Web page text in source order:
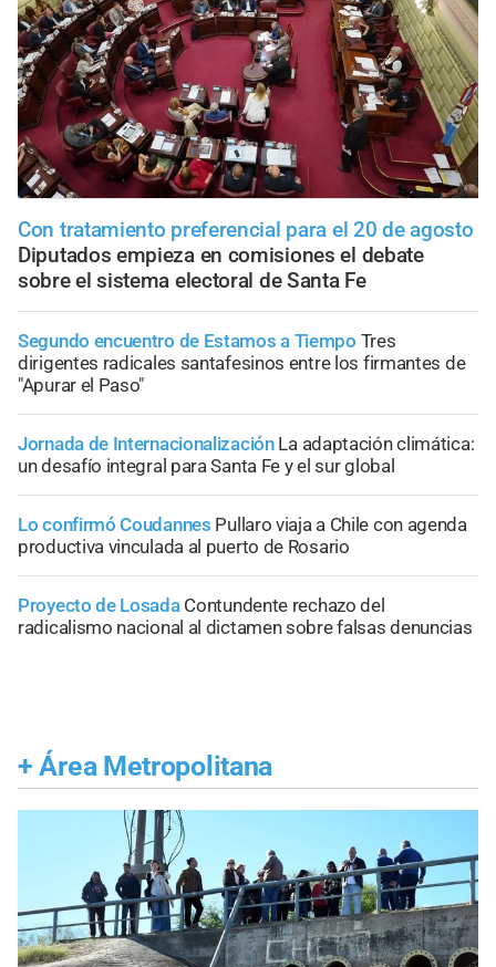
Con tratamiento preferencial para el 20 de agosto
Diputados empieza en comisiones el debate
sobre el sistema electoral de Santa Fe
Segundo encuentro de Estamos a Tiempo Tres
dirigentes radicales santafesinos entre los firmantes de
"Apurar el Paso"
Jornada de Internacionalización La adaptación climática:
un desafío integral para Santa Fe y el sur global
Lo confirmó Coudannes Pullaro viaja a Chile con agenda
productiva vinculada al puerto de Rosario
Proyecto de Losada Contundente rechazo del
radicalismo nacional al dictamen sobre falsas denuncias
+ Área Metropolitana